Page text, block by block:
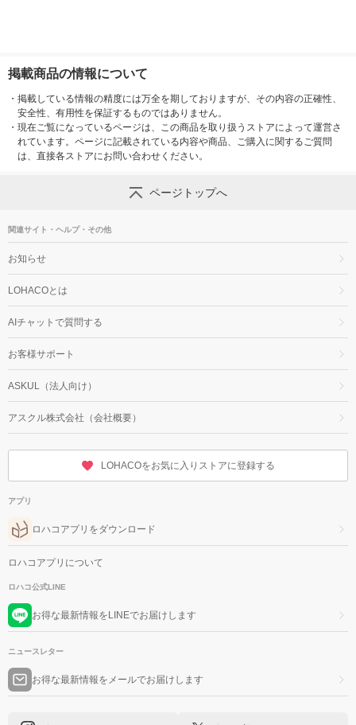
掲載商品の情報について
・ 掲載している情報の精度には万全を期しておりますが、その内容の正確性、
安全性、有用性を保証するものではありません。
・ 現在ご覧になっているページは、この商品を取り扱うストアによって運営さ
れています。ページに記載されている内容や商品、ご購入に関するご質問
は、直接各ストアにお問い合わせください。
ページトップへ
関連サイト・ヘルプ・その他
お知らせ
LOHACOとは
AIチャットで質問する
お客様サポート
ASKUL（法人向け）
アスクル株式会社（会社概要）
LOHACOをお気に入りストアに登録する
アプリ
ロハコアプリをダウンロード
ロハコアプリについて
ロハコ公式LINE
お得な最新情報をLINEでお届けします
ニュースレター
お得な最新情報をメールでお届けします